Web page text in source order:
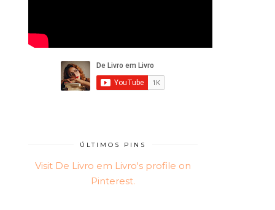
ÚLTIMOS PINS
Visit De Livro em Livro's profile on
Pinterest.